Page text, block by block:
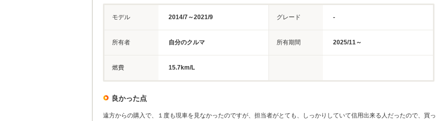
モデル 2014/7～2021/9 グレード -
所有者 自分のクルマ 所有期間 2025/11～
燃費 15.7km/L
良かった点
遠方からの購入で、１度も現車を見なかったのですが、担当者がとても、しっかりしていて信用出来る人だったので、買っ